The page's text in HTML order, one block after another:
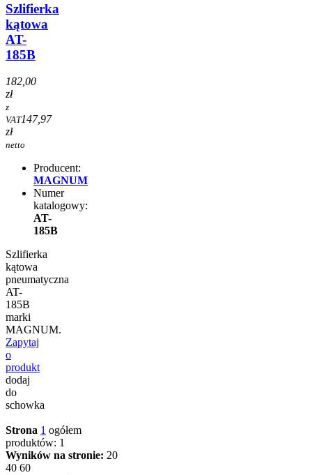
Szlifierka
kątowa
AT-
185B
182,00
zł
z
VAT147,97
zł
netto
Producent:
MAGNUM
Numer
katalogowy:
AT-
185B
Szlifierka
kątowa
pneumatyczna
AT-
185B
marki
MAGNUM.
Zapytaj
o
produkt
dodaj
do
schowka
Strona 1 ogółem
produktów: 1
Wyników na stronie: 20
40 60